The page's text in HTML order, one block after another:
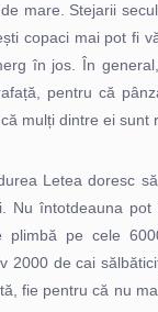
mare. Stejarii
copaci mai pot fi
în jos. În
pentru că
mulți dintre ei sunt
Letea doresc
Nu întotdeauna
pe cele
2000 de cai
fie pentru că nu